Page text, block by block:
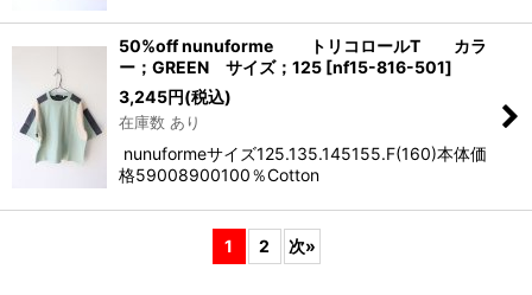
50%off nunuforme トリコロールT カラ
ー；GREEN サイズ；125 [nf15-816-501]
3,245円(税込)
在庫数 あり
nunuformeサイズ125.135.145155.F(160)本体価
格59008900100％Cotton
1 2 次»